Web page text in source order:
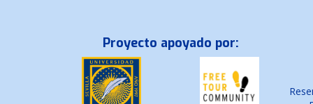
Proyecto apoyado por: